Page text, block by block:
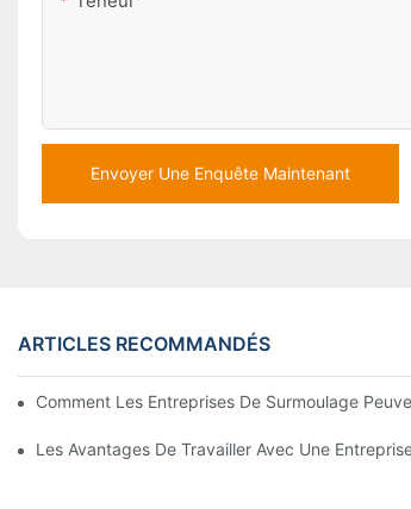
Envoyer Une Enquête Maintenant
ARTICLES RECOMMANDÉS
Comment Les Entreprises De Surmoulage
Les Avantages De Travailler Avec Une